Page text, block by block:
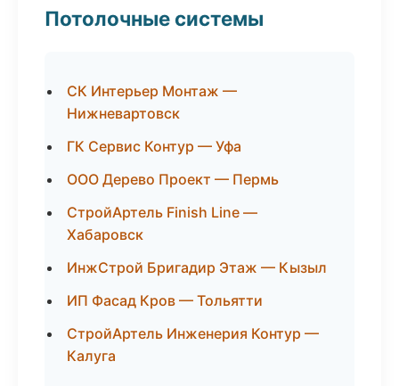
Потолочные системы
СК Интерьер Монтаж —
Нижневартовск
ГК Сервис Контур — Уфа
ООО Дерево Проект — Пермь
СтройАртель Finish Line —
Хабаровск
ИнжСтрой Бригадир Этаж — Кызыл
ИП Фасад Кров — Тольятти
СтройАртель Инженерия Контур —
Калуга